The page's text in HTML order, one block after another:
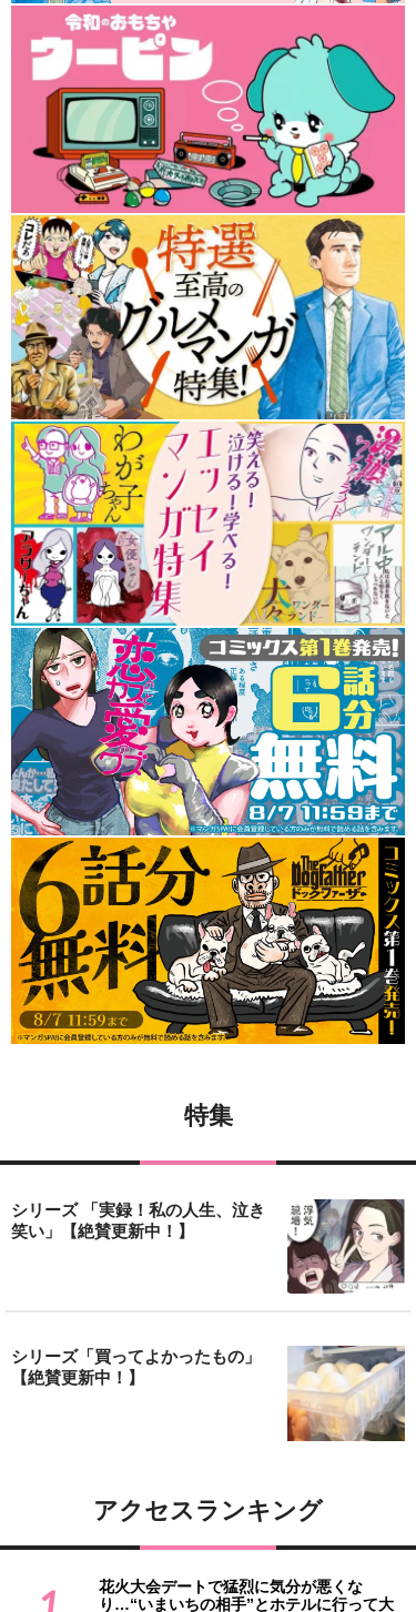
特集
シリーズ 「実録！私の人生、泣き
笑い」【絶賛更新中！】
シリーズ「買ってよかったもの」
【絶賛更新中！】
アクセスランキング
花火大会デートで猛烈に気分が悪くな
り…“いまいちの相手”とホテルに行って大